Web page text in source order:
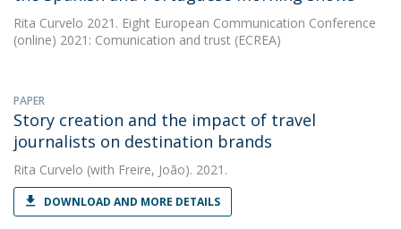
Rita Curvelo 2021. Eight European Communication Conference
(online) 2021: Comunication and trust (ECREA)
PAPER
Story creation and the impact of travel
journalists on destination brands
Rita Curvelo (with Freire, João). 2021.
DOWNLOAD AND MORE DETAILS